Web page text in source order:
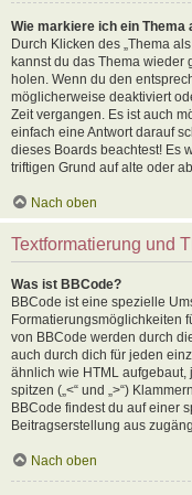
Wie markiere ich ein Thema
Durch Klicken des „Thema
kannst du das Thema wieder
holen. Wenn du den
möglicherweise deaktiviert
Zeit vergangen. Es ist auch
einfach eine Antwort darauf
dieses Boards beachtest! Es
triftigen Grund auf alte oder
Nach oben
Textformatierung und
Was ist BBCode?
BBCode ist eine spezielle
Formatierungsmöglichkeiten
von BBCode werden durch
auch durch dich für jeden
ähnlich wie HTML aufgebaut,
spitzen („<“ und „>“)
BBCode findest du auf einer
Beitragserstellung aus
Nach oben